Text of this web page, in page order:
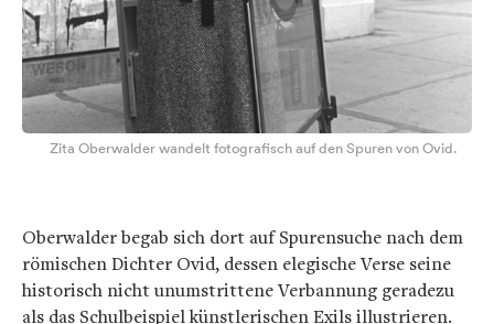
Zita Oberwalder wandelt fotografisch auf den Spuren von Ovid.
Oberwalder begab sich dort auf Spurensuche nach dem
römischen Dichter Ovid, dessen elegische Verse seine
historisch nicht unumstrittene Verbannung geradezu
als das Schulbeispiel künstlerischen Exils illustrieren.